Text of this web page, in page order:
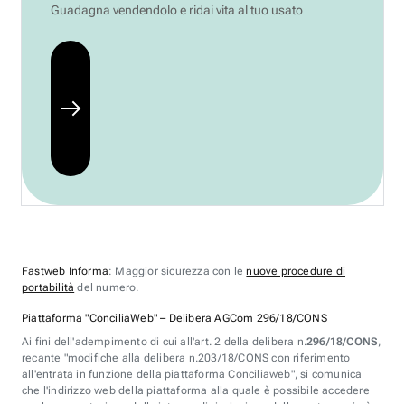
Guadagna vendendolo e ridai vita al tuo usato
Fastweb Informa: Maggior sicurezza con lenuove procedure di
portabilità del numero.
Piattaforma "ConciliaWeb" – Delibera AGCom 296/18/CONS
Ai fini dell'adempimento di cui all'art. 2 della delibera n.296/18/CONS,
recante "modifiche alla delibera n.203/18/CONS con riferimento
all'entrata in funzione della piattaforma Conciliaweb", si comunica
che l'indirizzo web della piattaforma alla quale è possibile accedere